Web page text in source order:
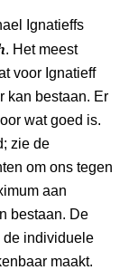
Ignatieffs
. Het meest
voor Ignatieff
kan bestaan. Er
wat goed is.
zie de
om ons tegen
aan
bestaan. De
de individuele
maakt.